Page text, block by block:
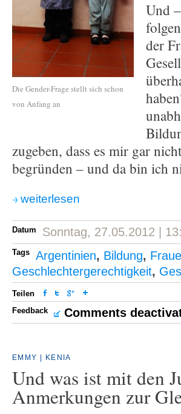
Die Gender-Frage stellt sich schon
von Anfang an
Und
der
zugeben, dass es mir gar
begründen – und da bin ich
weiterlesen
Datum Sonntag, 27.05.2012 |
Tags Argentinien, Bildung,
Geschlechtergerechtigkeit,
Teilen
Feedback
Comments
EMMY | KENIA
Und was ist mit den
Anmerkungen zur